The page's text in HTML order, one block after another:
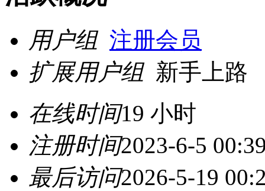
用户组 注册会员
扩展用户组 新手上路
在线时间19 小时
注册时间2023-6-5
最后访问2026-5-19